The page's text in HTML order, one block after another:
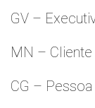
GV –
MN –
CG –